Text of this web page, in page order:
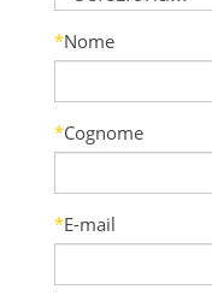
*Nome
*Cognome
*E-mail